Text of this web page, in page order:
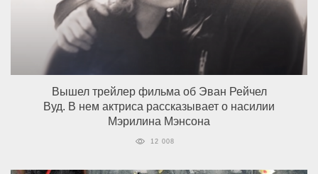
Вышел трейлер фильма об Эван Рейчел
Вуд. В нем актриса рассказывает о насилии
Мэрилина Мэнсона
12 008